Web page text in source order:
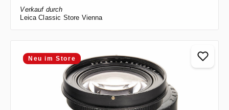
Verkauf durch
Leica Classic Store Vienna
Neu im Store